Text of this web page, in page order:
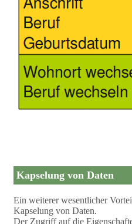
Kapselung von Daten
Ein weiterer wesentlicher
Kapselung von Daten.
Der Zugriff auf die